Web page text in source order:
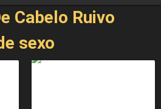
Cabelo Ruivo
sexo